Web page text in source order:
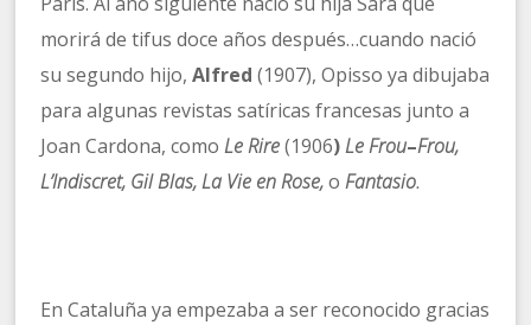
morirá de tifus doce años después…cuando nació
su segundo hijo,Alfred(1907), Opisso ya dibujaba
para algunas revistas satíricas francesas junto a
Joan Cardona, comoLe Rire (1906)Le Frou–Frou,
L’Indiscret, Gil Blas, La Vie en Rose,o Fantasio.
En Cataluña ya empezaba a ser reconocido gracias